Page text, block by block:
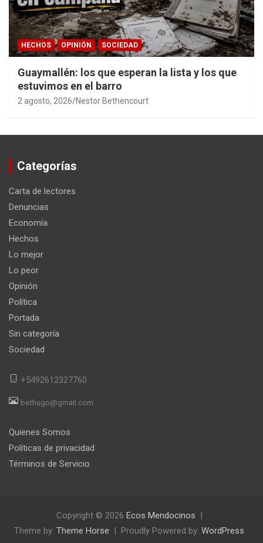
HECHOS OPINIÓN SOCIEDAD
Guaymallén: los que esperan la lista y los que
estuvimos en el barro
2 agosto, 2026 Nestor Bethencourt
Categorías
Carta de lectores
Denuncias
Economía
Hechos
Lo mejor
Lo peor
Opinión
Política
Portada
Sin categoría
Sociedad
+5492612327760
bethugo@gmail.com
Quienes Somos
Políticas de privacidad
Términos de Servicio
Copyright © 2026 Ecos Mendocinos
Theme by: Theme Horse Proudly Powered by: WordPress